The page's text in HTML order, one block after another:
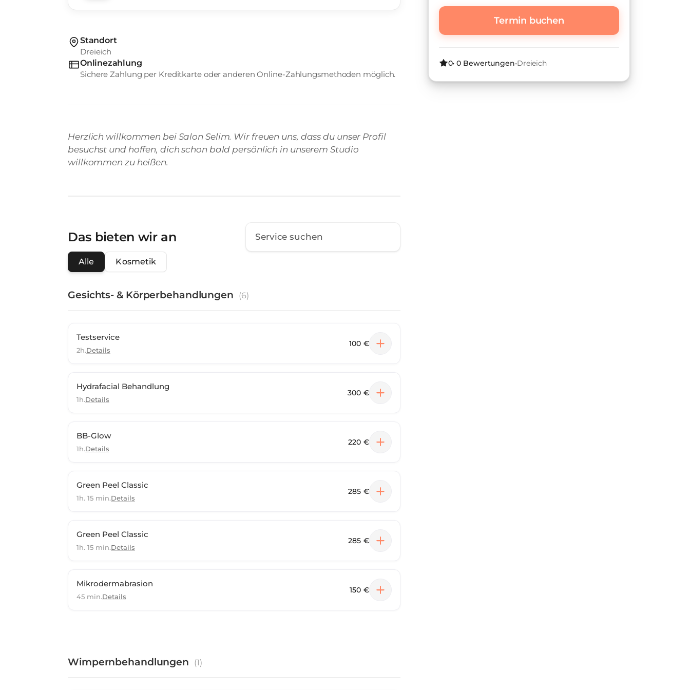
Standort
Dreieich
Onlinezahlung
Sichere Zahlung per Kreditkarte oder anderen Online-Zahlungsmethoden möglich.
Herzlich willkommen bei Salon Selim. Wir freuen uns, dass du unser Profil
besuchst und hoffen, dich schon bald persönlich in unserem Studio
willkommen zu heißen.
Das bieten wir an
Alle Kosmetik
Gesichts- & Körperbehandlungen (6)
Testservice
2h.Details
100 €
Hydrafacial Behandlung
1h.Details
300 €
BB-Glow
1h.Details
220 €
Green Peel Classic
1h. 15 min.Details
285 €
Green Peel Classic
1h. 15 min.Details
285 €
Mikrodermabrasion
45 min.Details
150 €
Wimpernbehandlungen (1)
Termin buchen
0• 0 Bewertungen•Dreieich